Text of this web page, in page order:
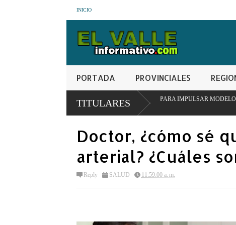
INICIO
PORTADA PROVINCIALES
TITULARES
EN SAN JUAN PARA IMPULSAR MODELO PIONERO DE
Doctor, ¿cómo sé
arterial? ¿Cuáles
Reply SALUD 11:59:00 a. m.